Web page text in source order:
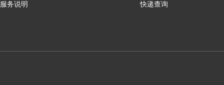
服务说明
快递查询